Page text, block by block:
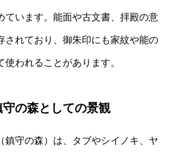
ています。能面や古文書、拝殿の意
されており、御朱印にも家紋や能の
われることがあります。
の森としての景観
鎮守の森）は、タブやシイノキ、ヤ